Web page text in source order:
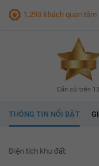
1,293 khách quan tâm
Căn cứ trên
THÔNG TIN NỔI BẬT
Diện tích khu đất: